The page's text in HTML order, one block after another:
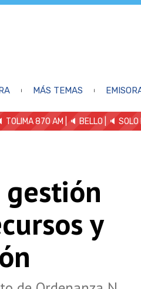
MÁS TEMAS
TOLIMA 870 AM | 🔈 BELLO 🔈
y